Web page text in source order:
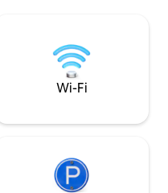
psi.
u
seoska
planinarske
Interlaken,
Wi-Fi